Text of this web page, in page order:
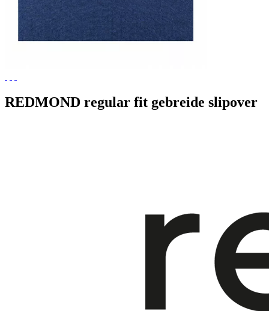
REDMOND regular fit gebreide slipover